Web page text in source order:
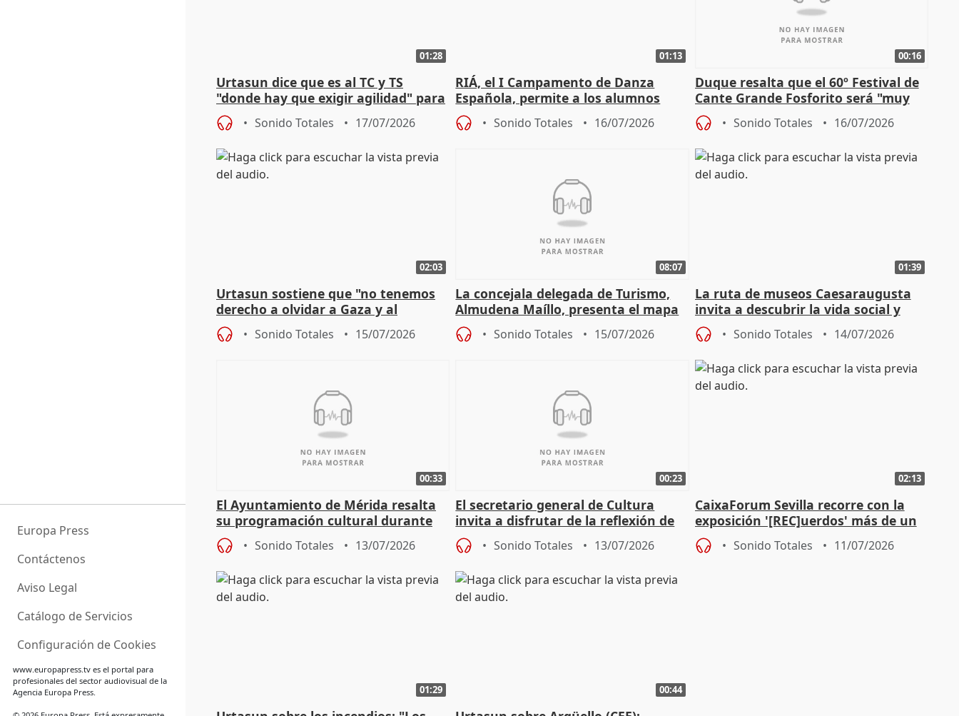
Europa Press
Contáctenos
Aviso Legal
Catálogo de Servicios
Configuración de Cookies
www.europapress.tves el portal para
profesionales del sector audiovisual de la
Agencia Europa Press.
01:28
Urtasun dice que es al TC y TS
"donde hay que exigir agilidad" para
aplicar la Ley de Amnistía
Sonido Totales 17/07/2026
01:13
RIÁ, el I Campamento de Danza
Española, permite a los alumnos
"sacar su talento a flor de piel"
Sonido Totales 16/07/2026
00:16
Duque resalta que el 60º Festival de
Cante Grande Fosforito será "muy
especial" tras su pérdida
Sonido Totales 16/07/2026
02:03
Urtasun sostiene que "no tenemos
derecho a olvidar a Gaza y al
genocidio"
Sonido Totales 15/07/2026
08:07
La concejala delegada de Turismo,
Almudena Maíllo, presenta el mapa
'Nuevas comedias madrileñas'
Sonido Totales 15/07/2026
01:39
La ruta de museos Caesaraugusta
invita a descubrir la vida social y
económica de la Zaragoza ro
Sonido Totales 14/07/2026
00:33
El Ayuntamiento de Mérida resalta
su programación cultural durante
todo el año
Sonido Totales 13/07/2026
00:23
El secretario general de Cultura
invita a disfrutar de la reflexión de
lo humano de Timón de Atenas
Sonido Totales 13/07/2026
02:13
CaixaForum Sevilla recorre con la
exposición '[REC]uerdos' más de un
siglo de cine doméstico
Sonido Totales 11/07/2026
01:29 00:44